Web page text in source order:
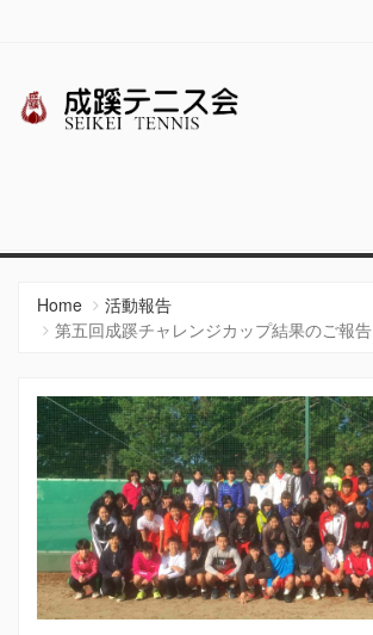
Home
活動報告
第五回成蹊チャレンジカップ結果のご報告